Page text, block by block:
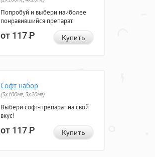
Попробуй и выбери наиболее
понравившийся препарат.
от 117Р Купить
Софт набор
(3x100мг, 3x20мг)
Выбери софт-препарат на свой
вкус!
от 117Р Купить